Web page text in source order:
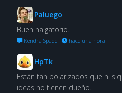
Paluego
Buen nalgatorio.
Kendra Spade· hace una hora
HpTk
Están tan polarizados que ni
ideas no tienen dueño.